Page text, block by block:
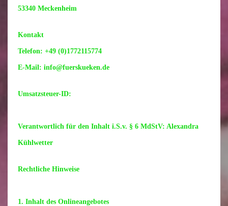
53340 Meckenheim
Kontakt
Telefon: +49 (0)1772115774
E-Mail: info@fuerskueken.de
Umsatzsteuer-ID:
Verantwortlich für den Inhalt i.S.v. § 6 MdStV: Alexandra
Kühlwetter
Rechtliche Hinweise
1. Inhalt des Onlineangebotes